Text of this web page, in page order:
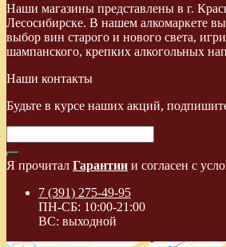
Наши магазины представлены в г.
Лесосибирске. В нашем алкомаркете
выбор вин старого и нового света,
шампанского, крепких алкогольных
Наши контакты
Будьте в курсе наших акций,
Я прочитал Гарантии и согласен с
7 (391) 275-49-95
ПН-СБ: 10:00-21:00
ВС: выходной